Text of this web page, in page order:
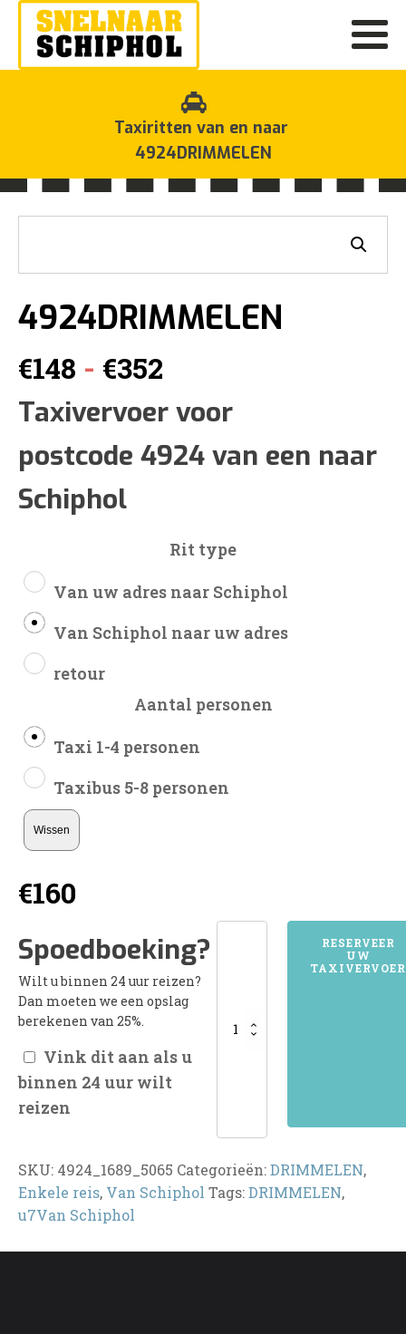
Taxiritten van en naar
4924DRIMMELEN
4924DRIMMELEN
€148 - €352
€148
tot
Taxivervoer voor
postcode 4924 van een naar
Schiphol
Rit type
Van uw adres naar Schiphol
Van Schiphol naar uw adres
retour
Aantal personen
Taxi 1-4 personen
Taxibus 5-8 personen
Wissen
€160
Spoedboeking?
Wilt u binnen 24 uur reizen?
Dan moeten we een opslag
berekenen van 25%.
Vink dit aan als u
binnen 24 uur wilt
reizen
4924DRIMMELENRESERVEER
UW
TAXIVERVOER
SKU: 4924_1689_5065 Categorieën:DRIMMELEN,
Enkele reis, Van Schiphol Tags:DRIMMELEN,
u7Van Schiphol